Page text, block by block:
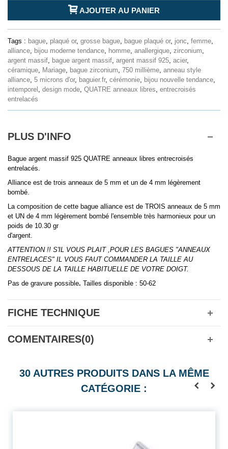
AJOUTER AU PANIER
Tags : bague, plaqué or, grosse bague, bague plaqué or, jonc, femme,
alliance, bijou moderne tendance, homme, anallergique, zirconium,
argent massif, bague argent massif, argent massif 925, acier,
céramique, Mariage, bague zirconium, 750 millième, anneau style
alliance, 5 microns d'or, baguier.fr, cérémonie, bijou nouvelle tendance,
intemporel , design mode, QUATRE anneaux libres, entrecroisés
entrelacés
PLUS D'INFO
Bague argent massif 925 QUATRE anneaux libres entrecroisés
entrelacés.
Alliance est de trois anneaux de 5 mm et un de 4 mm légèrement
bombé.
La composition de cette bague alliance est de TROIS anneaux de 5 mm
et UN de 4 mm légèrement bombé l'ensemble très harmonieux pour un
poids de 10.30 gr
d'argent.
ATTENTION !! S'IL VOUS PLAIT ,POUR LES BAGUES "ANNEAUX
ENTRELACES" IL VOUS FAUT COMMANDER LA TAILLE AU
DESSOUS DE LA TAILLE HABITUELLE DE VOTRE DOIGT.
Pas de gravure possible. Tailles disponible : 50-62
FICHE TECHNIQUE
COMENTAIRES(0)
30 AUTRES PRODUITS DANS LA MÊME
CATÉGORIE :